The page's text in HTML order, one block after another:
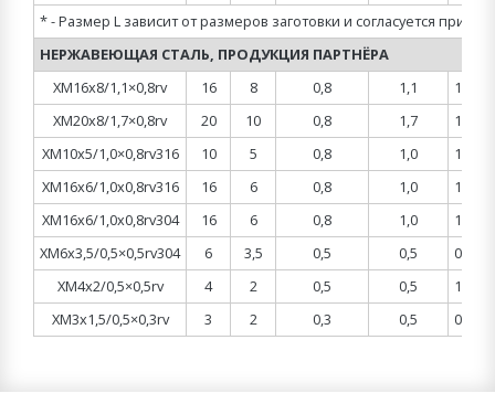
* - Размер L зависит от размеров заготовки и согласуется при
НЕРЖАВЕЮЩАЯ СТАЛЬ, ПРОДУКЦИЯ ПАРТНЁРА
XM16x8/1,1×0,8rv
16 8 0,8 1,1 1,0
XM20x8/1,7×0,8rv
20 10 0,8 1,7 1,0
XM10x5/1,0×0,8rv316
10 5 0,8 1,0 1,0
XM16x6/1,0x0,8rv316
16 6 0,8 1,0 1,0
XM16x6/1,0x0,8rv304
16 6 0,8 1,0 1,0
XM6x3,5/0,5×0,5rv304
6 3,5 0,5 0,5 0,5
XM4x2/0,5×0,5rv
4 2 0,5 0,5 1,0
XM3x1,5/0,5×0,3rv
3 2 0,3 0,5 0,5